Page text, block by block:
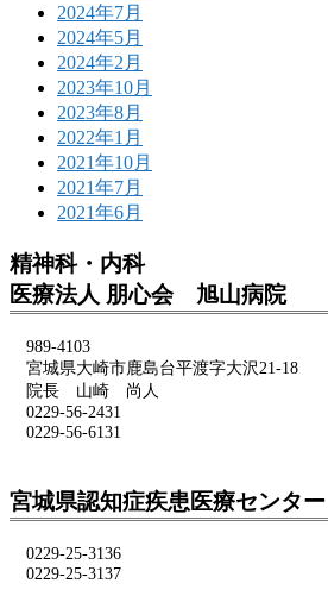
2024年7月
2024年5月
2024年2月
2023年10月
2023年8月
2022年1月
2021年10月
2021年7月
2021年6月
精神科・内科
医療法人 朋心会 旭山病院
989-4103
宮城県大崎市鹿島台平渡字大沢21-18
院長 山崎 尚人
0229-56-2431
0229-56-6131
宮城県認知症疾患医療センター
0229-25-3136
0229-25-3137